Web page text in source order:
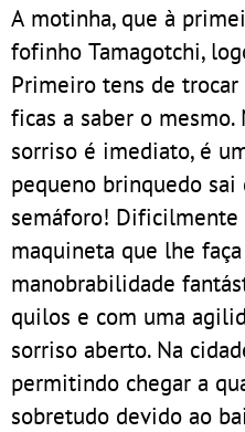
A motinha, que à
fofinho Tamagotchi,
Primeiro tens de
ficas a saber o mesmo.
sorriso é imediato, é
pequeno brinquedo
semáforo! Dificilmente
maquineta que lhe
manobrabilidade
quilos e com uma
sorriso aberto. Na
permitindo chegar a
sobretudo devido ao